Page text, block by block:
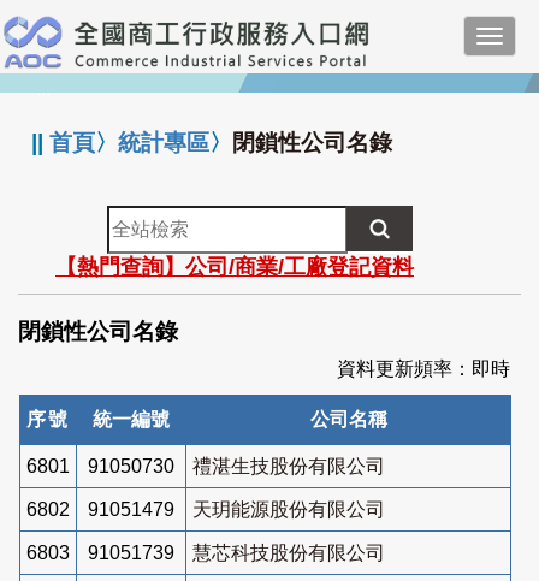
跳
到
主
要
:::
||首頁〉統計專區〉 閉鎖性公司名錄
全
站
檢
索
【熱門查詢】公司/商業/工廠登記資料
閉鎖性公司名錄
資料更新頻率：即時
序號 統一編號 公司名稱
6801 91050730 禮湛生技股份有限公司
6802 91051479 天玥能源股份有限公司
6803 91051739 慧芯科技股份有限公司